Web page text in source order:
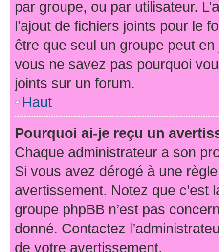
par groupe, ou par utilisateur.
l’ajout de fichiers joints pour le
être que seul un groupe peut
vous ne savez pas pourquoi
joints sur un forum.
Haut
Pourquoi ai-je reçu un
Chaque administrateur a son
Si vous avez dérogé à une
avertissement. Notez que c’est
groupe phpBB n’est pas
donné. Contactez
de votre avertissement.